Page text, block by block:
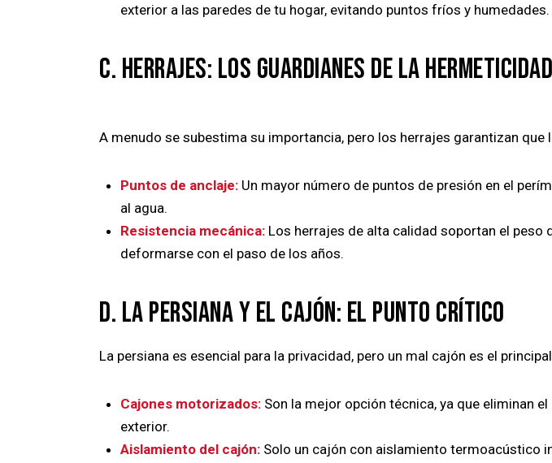
exterior a las paredes de tu hogar, evitando puntos fríos y humedades.
C. HERRAJES: LOS GUARDIANES DE LA HERMETICIDAD
A menudo se subestima su importancia, pero los herrajes garantizan
Puntos de anclaje:Un mayor número de puntos de presión en el
al agua.
Resistencia mecánica:Los herrajes de alta calidad soportan el peso
deformarse con el paso de los años.
D. LA PERSIANA Y EL CAJÓN: EL PUNTO CRÍTICO
La persiana es esencial para la privacidad, pero un mal cajón es el
Cajones motorizados:Son la mejor opción técnica, ya que eliminan
exterior.
Aislamiento del cajón:Solo un cajón con aislamiento termoacústico